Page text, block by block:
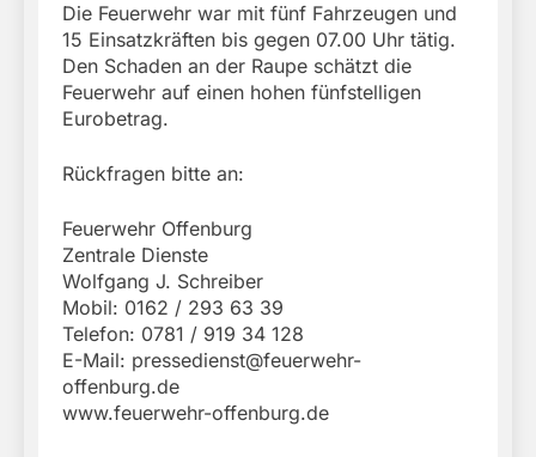
Die Feuerwehr war mit fünf Fahrzeugen und
15 Einsatzkräften bis gegen 07.00 Uhr tätig.
Den Schaden an der Raupe schätzt die
Feuerwehr auf einen hohen fünfstelligen
Eurobetrag.
Rückfragen bitte an:
Feuerwehr Offenburg
Zentrale Dienste
Wolfgang J. Schreiber
Mobil: 0162 / 293 63 39
Telefon: 0781 / 919 34 128
E-Mail: pressedienst@feuerwehr-
offenburg.de
www.feuerwehr-offenburg.de